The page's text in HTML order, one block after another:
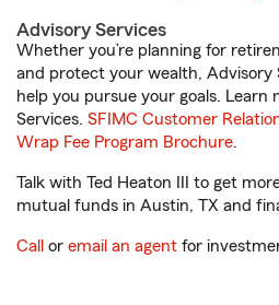
Advisory Services
Whether you’re planning for
and protect your wealth, Advisory
help you pursue your goals. Learn
Services. SFIMC Customer
Wrap Fee Program Brochure.
Talk with Ted Heaton III to get
mutual funds in Austin, TX and
Call or email an agent for